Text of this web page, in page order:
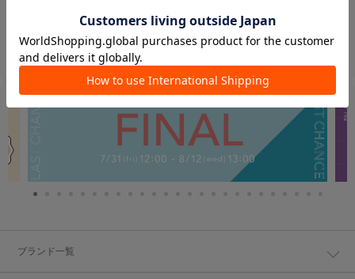
ブランド一覧